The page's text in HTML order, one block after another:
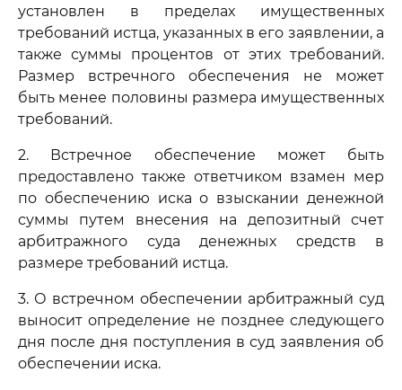
установлен в пределах имущественных
требований истца, указанных в его заявлении, а
также суммы процентов от этих требований.
Размер встречного обеспечения не может
быть менее половины размера имущественных
требований.
2. Встречное обеспечение может быть
предоставлено также ответчиком взамен мер
по обеспечению иска о взыскании денежной
суммы путем внесения на депозитный счет
арбитражного суда денежных средств в
размере требований истца.
3. О встречном обеспечении арбитражный суд
выносит определение не позднее следующего
дня после дня поступления в суд заявления об
обеспечении иска.